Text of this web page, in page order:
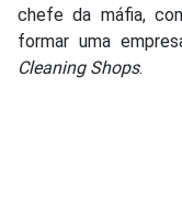
chefe da máfia,
formar uma
Cleaning Shops.